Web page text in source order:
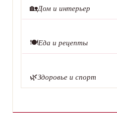
🏡Дом и интерьер
🍽️Еда и рецепты
🌿Здоровье и спорт